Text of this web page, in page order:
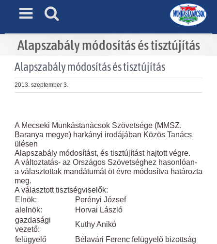
Alapszabály módosítás és tisztújítás
Alapszabály módosítás és tisztújítás
2013. szeptember 3.
Image
A Mecseki Munkástanácsok Szövetsége (MMSZ.
Baranya megye) harkányi irodájában Közös Tanács
ülésen
Alapszabály módosítást, és tisztújítást hajtott végre.
A változtatás- az Országos Szövetséghez hasonlóan-
a választottak mandátumát öt évre módosítva határozta
meg.
A választott tisztségviselők:
Elnök:
Perényi József
alelnök:
Horvai László
gazdasági
vezető:
Kuthy Anikó
felügyelő
Bélavári Ferenc felügyelő bizottság